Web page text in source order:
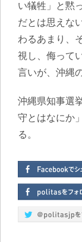
い犠牲」と黙
だとは思えな
わるあまり、
視し、侮って
言いが、沖縄
沖縄県知事選
守とはなにか
る。